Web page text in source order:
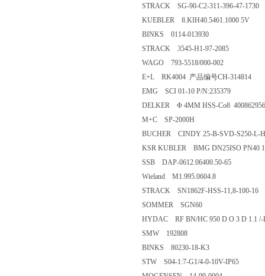
STRACK SG-90-C2-311-396-47-1730
KUEBLER 8.KIH40.5461.1000 5V
BINKS 0114-013930
STRACK 3545-H1-97-2085
WAGO 793-5518/000-002
E+L RK4004 产品编号CH-314814
EMG SCI 01-10 P/N:235379
DELKER Φ 4MM HSS-Co8 400862956
M+C SP-2000H
BUCHER CINDY 25-B-SVD-S250-L-
KSR KUBLER BMG DN25ISO PN40
SSB DAP-0612.06400.50-65
Wieland M1.995.0604.8
STRACK SN1862F-HSS-11,8-100-16
SOMMER SGN60
HYDAC RF BN/HC 950 D O 3 D 1.1 /-
SMW 192808
BINKS 80230-18-K3
STW S04-1:7-G1/4-0-10V-IP65